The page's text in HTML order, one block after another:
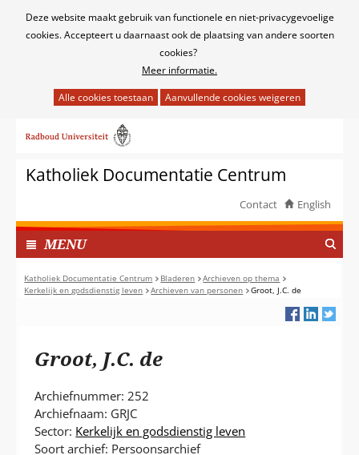
Cookies
Deze website maakt gebruik van functionele en niet-privacygevoelige
cookies. Accepteert u daarnaast ook de plaatsing van andere soorten
cookies?
Meer informatie.
het
van
cookies
deze
website
worden
toegestaan
of
naar
inhoudKatholiek Documentatie Centrum
Contact English
MENUI
N
G
E
P
Katholiek Documentatie Centrum Bladeren
Archieven op thema
Kerkelijk en godsdienstig leven
Archieven van personen Groot, J.C. de
Groot, J.C. de
Archiefnummer: 252
Archiefnaam: GRJC
Sector: Kerkelijk en godsdienstig leven
Soort archief: Persoonsarchief